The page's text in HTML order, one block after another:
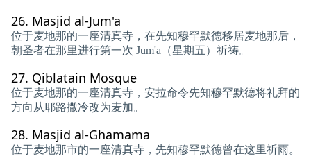
26. Masjid al-Jum'a
位于麦地那的一座清真寺，在先知穆罕默德移居麦地那后，
朝圣者在那里进行第一次 Jum'a（星期五）祈祷。
27. Qiblatain Mosque
位于麦地那的一座清真寺，安拉命令先知穆罕默德将礼拜的
方向从耶路撒冷改为麦加。
28. Masjid al-Ghamama
位于麦地那市的一座清真寺，先知穆罕默德曾在这里祈雨。